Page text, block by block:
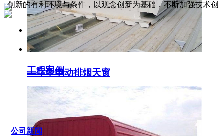
一字型电动排烟天窗
工程案例
创新的有利环境与条件，以观念创新为基础，不断加强技术
公司新闻